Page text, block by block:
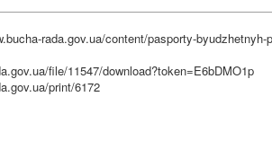
rada.gov.ua/content/pasporty-byudzhetnyh-
file/11547/download?token=E6bDMO1p
print/6172